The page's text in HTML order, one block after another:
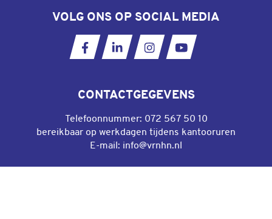
VOLG ONS OP SOCIAL MEDIA
Ga naar onze Facebookpagina
Ga naar onze LinkedIn pagina
Ga naar onze
Ga naar ons
CONTACTGEGEVENS
Telefoonnummer: 072 567 50 10
bereikbaar op werkdagen tijdens kantooruren
E-mail: info@vrnhn.nl